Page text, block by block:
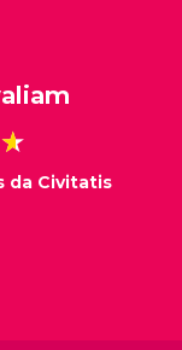
da Civitatis